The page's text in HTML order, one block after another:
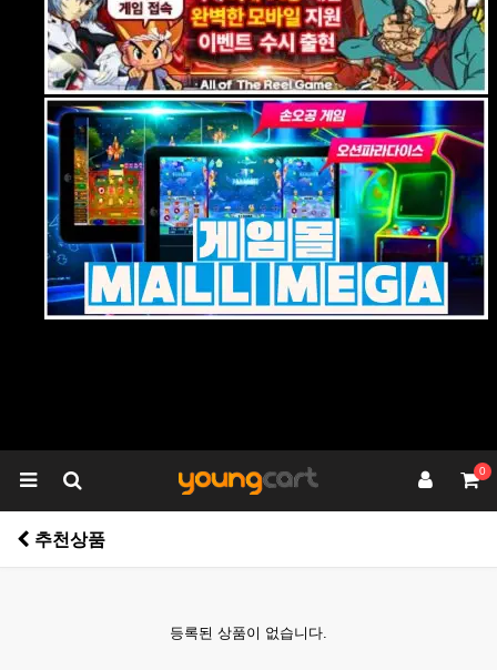
0
추천상품
등록된 상품이 없습니다.